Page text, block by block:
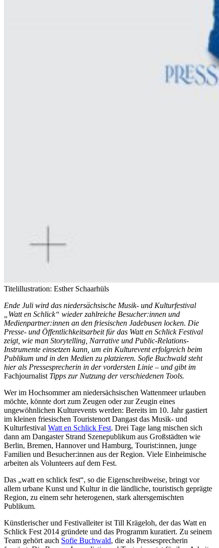
Titelillustration: Esther Schaarhüls
Ende Juli wird das niedersächsische Musik- und Kulturfestival
„Watt en Schlick“ wieder zahlreiche Besucher:innen und
Medienpartner:innen an den friesischen Jadebusen locken. Die
Presse- und Öffentlichkeitsarbeit für das Watt en Schlick Festival
zeigt, wie man Storytelling, Narrative und Public-Relations-
Instrumente einsetzen kann, um ein Kulturevent erfolgreich beim
Publikum und in den Medien zu platzieren. Sofie Buchwald steht
hier als Pressesprecherin in der vordersten Linie – und gibt im
Fachjournalist Tipps zur Nutzung der verschiedenen Tools.
Wer im Hochsommer am niedersächsischen Wattenmeer urlauben
möchte, könnte dort zum Zeugen oder zur Zeugin eines
ungewöhnlichen Kulturevents werden: Bereits im 10. Jahr gastiert
im kleinen friesischen Touristenort Dangast das Musik- und
Kulturfestival Watt en Schlick Fest. Drei Tage lang mischen sich
dann am Dangaster Strand Szenepublikum aus Großstädten wie
Berlin, Bremen, Hannover und Hamburg, Tourist:innen, junge
Familien und Besucher:innen aus der Region. Viele Einheimische
arbeiten als Volunteers auf dem Fest.
Das „watt en schlick fest“, so die Eigenschreibweise, bringt vor
allem urbane Kunst und Kultur in die ländliche, touristisch geprägte
Region, zu einem sehr heterogenen, stark altersgemischten
Publikum.
Künstlerischer und Festivalleiter ist Till Krägeloh, der das Watt en
Schlick Fest 2014 gründete und das Programm kuratiert. Zu seinem
Team gehört auch Sofie Buchwald, die als Pressesprecherin